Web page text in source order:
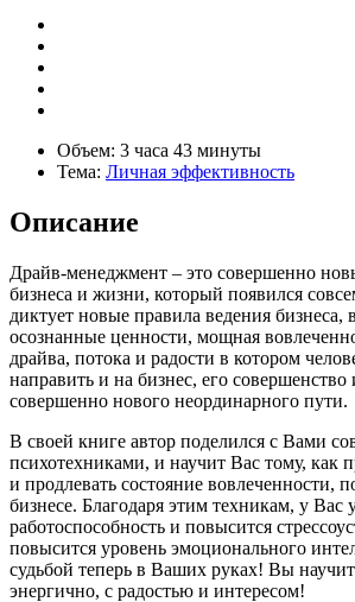
Объем: 3 часа 43 минуты
Тема: Личная эффективность
Описание
Драйв-менеджмент – это совершенно
бизнеса и жизни, который появился
диктует новые правила ведения
осознанные ценности, мощная
драйва, потока и радости в котором
направить и на бизнес, его
совершенно нового неординарного пути.
В своей книге автор поделился с Вами
психотехниками, и научит Вас тому, как
и продлевать состояние вовлеченности,
бизнесе. Благодаря этим техникам, у Вас
работоспособность и повысится
повысится уровень эмоционального
судьбой теперь в Ваших руках! Вы
энергично, с радостью и интересом!